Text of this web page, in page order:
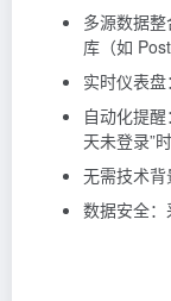
多源数据
库（如
实时仪表盘
自动化提
天未登录”
无需技术背
数据安全：